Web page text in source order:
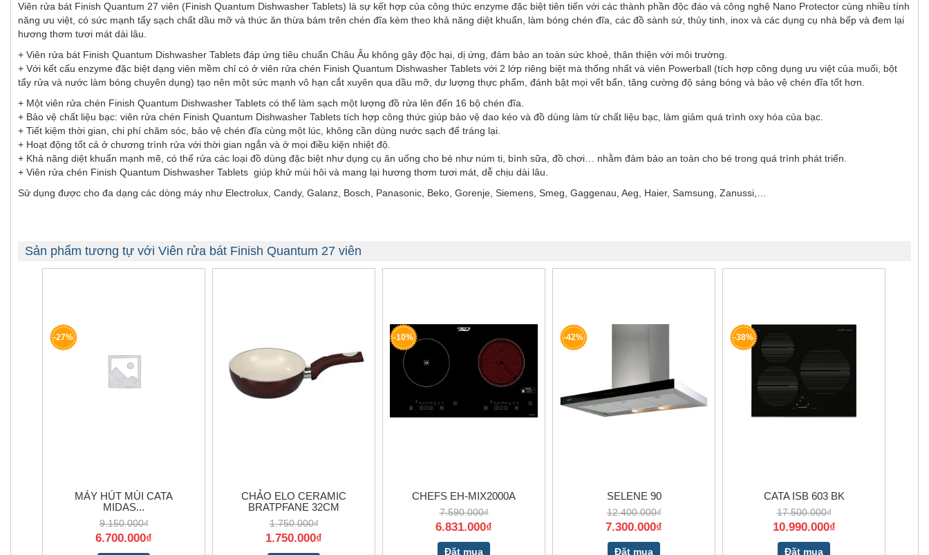
Viên rửa bát Finish Quantum 27 viên (Finish Quantum Dishwasher Tablets) là sự kết hợp của công thức enzyme đặc biệt tiên tiến với các thành phần độc đáo và công nghệ Nano Protector cùng nhiều tính
năng ưu việt, có sức mạnh tẩy sạch chất dầu mỡ và thức ăn thừa bám trên chén đĩa kèm theo khả năng diệt khuẩn, làm bóng chén đĩa, các đồ sành sứ, thủy tinh, inox và các dụng cụ nhà bếp và đem lại
hương thơm tươi mát dài lâu.
+ Viên rửa bát Finish Quantum Dishwasher Tablets đáp ứng tiêu chuẩn Châu Âu không gây độc hại, dị ứng, đảm bảo an toàn sức khoẻ, thân thiện với môi trường.
+ Với kết cấu enzyme đặc biệt dạng viên mềm chỉ có ở viên rửa chén Finish Quantum Dishwasher Tablets với 2 lớp riêng biệt mà thống nhất và viên Powerball (tích hợp công dụng ưu việt của muối, bột
tẩy rửa và nước làm bóng chuyên dụng) tạo nên một sức mạnh vô hạn cắt xuyên qua dầu mỡ, dư lượng thực phẩm, đánh bật mọi vết bẩn, tăng cường độ sáng bóng và bảo vệ chén đĩa tốt hơn.
+ Một viên rửa chén Finish Quantum Dishwasher Tablets có thể làm sạch một lượng đồ rửa lên đến 16 bộ chén đĩa.
+ Bảo vệ chất liệu bạc: viên rửa chén Finish Quantum Dishwasher Tablets tích hợp công thức giúp bảo vệ dao kéo và đồ dùng làm từ chất liệu bạc, làm giảm quá trình oxy hóa của bạc.
+ Tiết kiệm thời gian, chi phí chăm sóc, bảo vệ chén đĩa cùng một lúc, không cần dùng nước sạch để tráng lại.
+ Hoạt động tốt cả ở chương trình rửa với thời gian ngắn và ở mọi điều kiện nhiệt độ.
+ Khả năng diệt khuẩn mạnh mẽ, có thể rửa các loại đồ dùng đặc biệt như dụng cụ ăn uống cho bé như núm ti, bình sữa, đồ chơi… nhằm đảm bảo an toàn cho bé trong quá trình phát triển.
+ Viên rửa chén Finish Quantum Dishwasher Tablets giúp khử mùi hôi và mang lại hương thơm tươi mát, dễ chịu dài lâu.
Sử dụng được cho đa dạng các dòng máy như Electrolux, Candy, Galanz, Bosch, Panasonic, Beko, Gorenje, Siemens, Smeg, Gaggenau, Aeg, Haier, Samsung, Zanussi,…
Sản phẩm tương tự với Viên rửa bát Finish Quantum 27 viên
-27%
MÁY HÚT MÙI CATA
MIDAS...
9.150.000₫
6.700.000₫
CHẢO ELO CERAMIC
BRATPFANE 32CM
1.750.000₫
1.750.000₫
-10%
CHEFS EH-MIX2000A
7.590.000₫
6.831.000₫
Đặt mua
-42%
SELENE 90
12.400.000₫
7.300.000₫
Đặt mua
-38%
CATA ISB 603 BK
17.500.000₫
10.990.000₫
Đặt mua